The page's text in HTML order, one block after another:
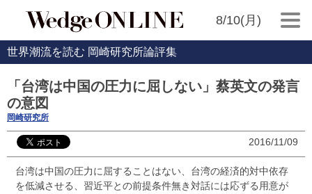
8/10(月)
世界潮流を読む 岡崎研究所論評集
「台湾は中国の圧力に屈しない」蔡英文の発言
の意図
岡崎研究所
2016/11/09
台湾は中国の圧力に屈することはない、台湾の経済的対中依存
を低減させる、習近平との前提条件無き対話には応ずる用意が